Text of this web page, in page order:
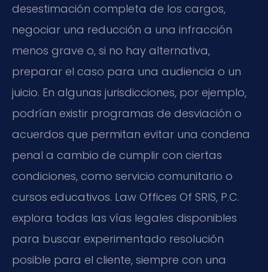
desestimación completa de los cargos,
negociar una reducción a una infracción
menos grave o, si no hay alternativa,
preparar el caso para una audiencia o un
juicio. En algunas jurisdicciones, por ejemplo,
podrían existir programas de desviación o
acuerdos que permitan evitar una condena
penal a cambio de cumplir con ciertas
condiciones, como servicio comunitario o
cursos educativos. Law Offices Of SRIS, P.C.
explora todas las vías legales disponibles
para buscar experimentado resolución
posible para el cliente, siempre con una